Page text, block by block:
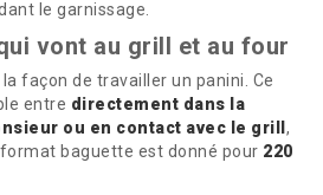
le garnissage.
vont au grill et au four
façon de travailler un panini. Ce
entre directement dans la
ou en contact avec le grill ,
format baguette est donné pour 220